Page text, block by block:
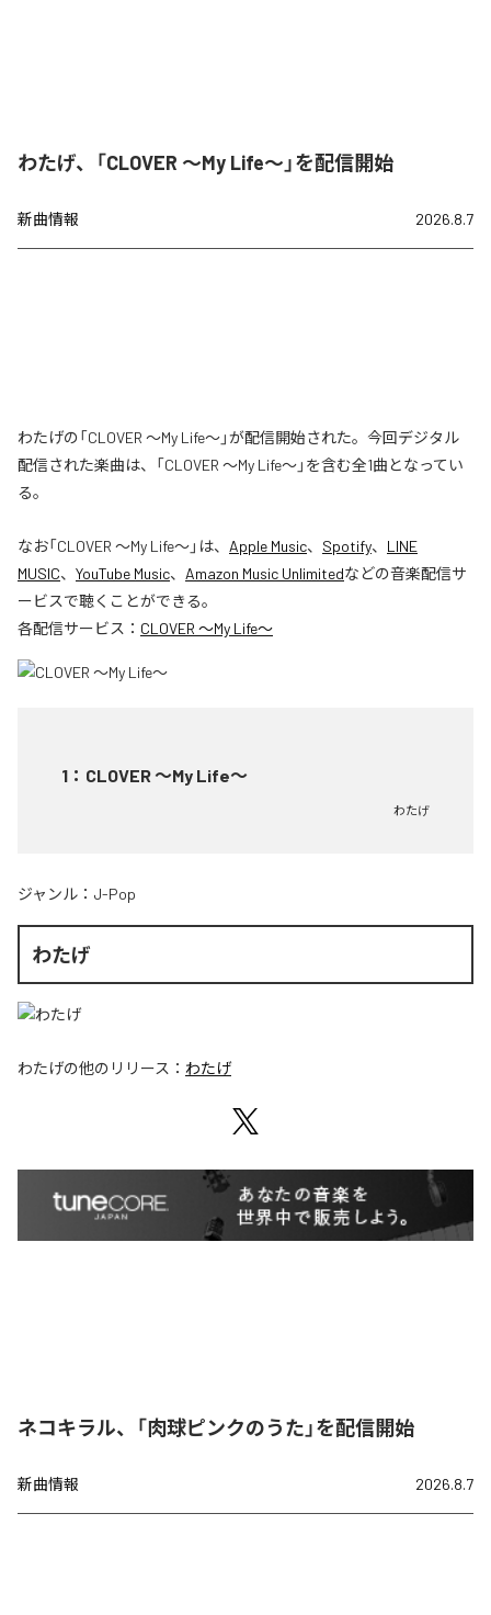
わたげ、「CLOVER ～My Life～」を配信開始
新曲情報 2026.8.7
わたげの「CLOVER ～My Life～」が配信開始された。今回デジタル
配信された楽曲は、「CLOVER ～My Life～」を含む全1曲となってい
る。
なお「CLOVER ～My Life～」は、 Apple Music、 Spotify、 LINE
MUSIC、 YouTube Music、 Amazon Music Unlimitedなどの音楽配信サ
ービスで聴くことができる。
各配信サービス： CLOVER ～My Life～
1 ： CLOVER ～My Life～
わたげ
ジャンル： J-Pop
わたげ
わたげの他のリリース： わたげ
ネコキラル、「肉球ピンクのうた」を配信開始
新曲情報 2026.8.7